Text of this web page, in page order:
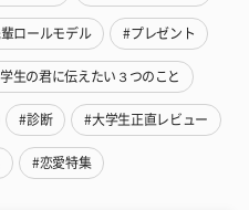
ロールモデル #プレゼント
生の君に伝えたい３つのこと
#診断 #大学生正直レビュー
#恋愛特集